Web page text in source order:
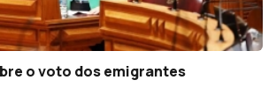
o voto dos emigrantes